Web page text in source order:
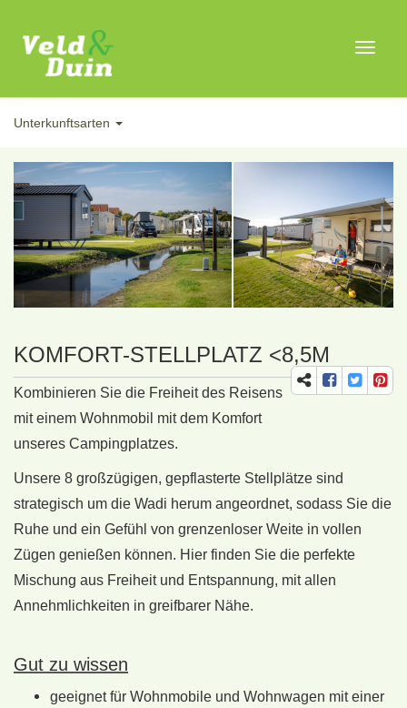
Toggle
Unterkunftsarten
KOMFORT-STELLPLATZ <8,5M
Kombinieren Sie die Freiheit des Reisens
mit einem Wohnmobil mit dem Komfort
unseres Campingplatzes.
Unsere 8 großzügigen, gepflasterte Stellplätze sind
strategisch um die Wadi herum angeordnet, sodass Sie die
Ruhe und ein Gefühl von grenzenloser Weite in vollen
Zügen genießen können. Hier finden Sie die perfekte
Mischung aus Freiheit und Entspannung, mit allen
Annehmlichkeiten in greifbarer Nähe.
Gut zu wissen
geeignet für Wohnmobile und Wohnwagen mit einer